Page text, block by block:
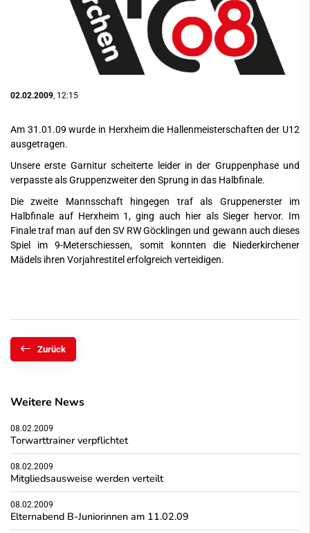
02.02.2009 , 12:15
Am 31.01.09 wurde in Herxheim die Hallenmeisterschaften der U12
ausgetragen.
Unsere erste Garnitur scheiterte leider in der Gruppenphase und
verpasste als Gruppenzweiter den Sprung in das Halbfinale.
Die zweite Mannsschaft hingegen traf als Gruppenerster im
Halbfinale auf Herxheim 1, ging auch hier als Sieger hervor. Im
Finale traf man auf den SV RW Göcklingen und gewann auch dieses
Spiel im 9-Meterschiessen, somit konnten die Niederkirchener
Mädels ihren Vorjahrestitel erfolgreich verteidigen.
Zurück
Weitere News
08.02.2009
Torwarttrainer verpflichtet
08.02.2009
Mitgliedsausweise werden verteilt
08.02.2009
Elternabend B-Juniorinnen am 11.02.09